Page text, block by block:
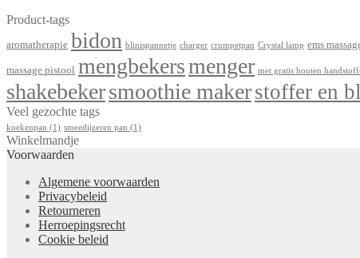
Product-tags
aromatherapie bidon blinispannetje charger crumpetpan Crystal lamp ems
massage pistool mengbekersmenger met gratis houten
shakebekersmoothie makerstoffer en
Veel gezochte tags
koekenpan (1) smeedijzeren pan (1)
Winkelmandje
Voorwaarden
Algemene voorwaarden
Privacybeleid
Retourneren
Herroepingsrecht
Cookie beleid